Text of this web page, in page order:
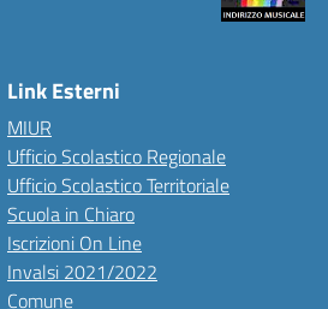
Link Esterni
MIUR
Ufficio Scolastico Regionale
Ufficio Scolastico Territoriale
Scuola in Chiaro
Iscrizioni On Line
Invalsi 2021/2022
Comune